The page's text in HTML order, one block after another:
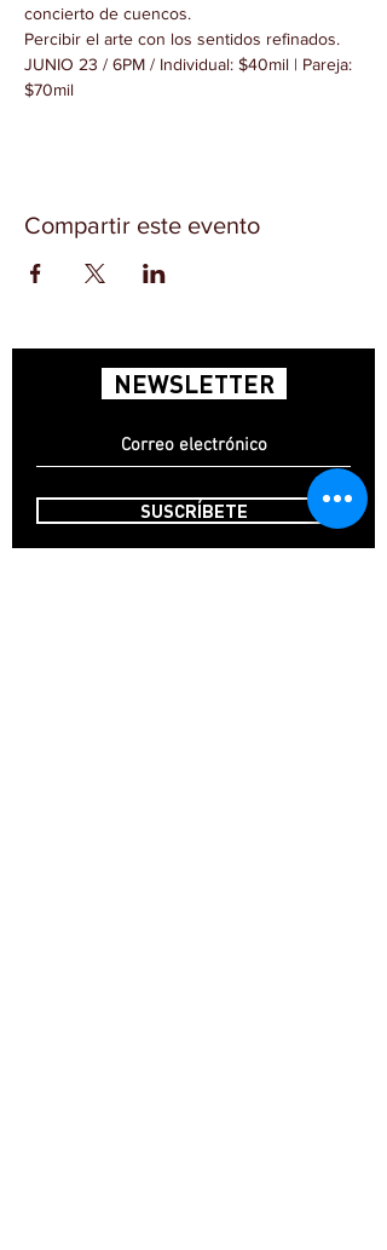
concierto de cuencos.
Percibir el arte con los sentidos refinados.
JUNIO 23 / 6PM / Individual: $40mil | Pareja:
$70mil
Compartir este evento
NEWSLETTER
SUSCRÍBETE